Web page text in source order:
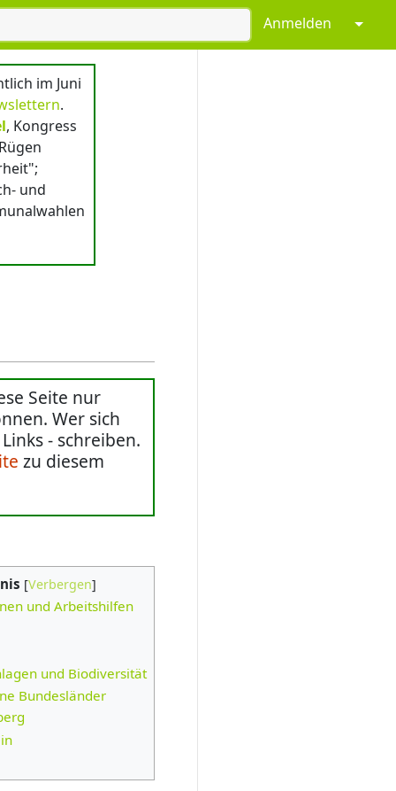
Anmelden ↓
im Juni
.
, Kongress
und
Seite nur
Wer sich
- schreiben.
zu diesem
und Arbeitshilfen
und Biodiversität
Bundesländer